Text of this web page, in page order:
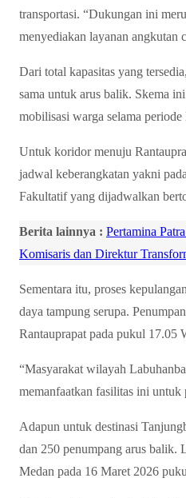
transportasi. “Dukungan ini
menyediakan layanan angkutan
Dari total kapasitas yang
sama untuk arus balik. Skema
mobilisasi warga selama
Untuk koridor menuju
jadwal keberangkatan yakni
Fakultatif yang dijadwalkan
Berita lainnya : Pertamina
Komisaris dan Direktur
Sementara itu, proses
daya tampung serupa.
Rantauprapat pada pukul 17.05
“Masyarakat wilayah
memanfaatkan fasilitas ini
Adapun untuk destinasi
dan 250 penumpang arus balik.
Medan pada 16 Maret 2026